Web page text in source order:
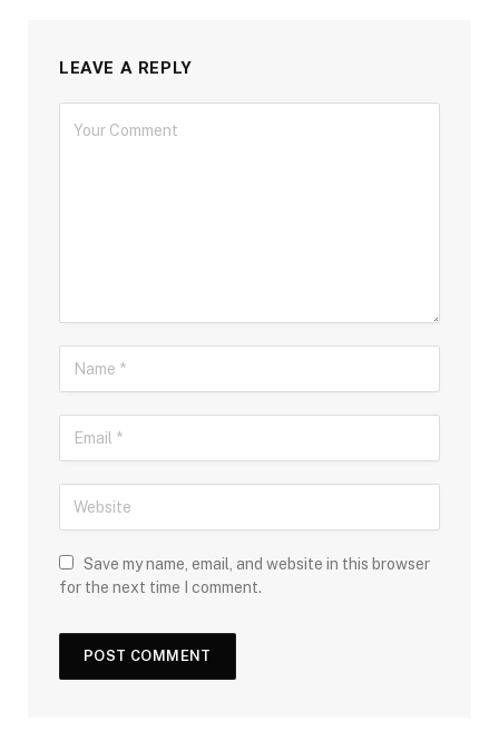
LEAVE A REPLY
Save my name, email, and website in this browser
for the next time I comment.